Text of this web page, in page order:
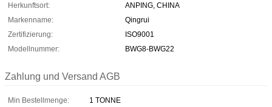
Herkunftsort:
ANPING, CHINA
Markenname:
Qingrui
Zertifizierung:
ISO9001
Modellnummer:
BWG8-BWG22
Zahlung und Versand AGB
Min Bestellmenge:
1 TONNE